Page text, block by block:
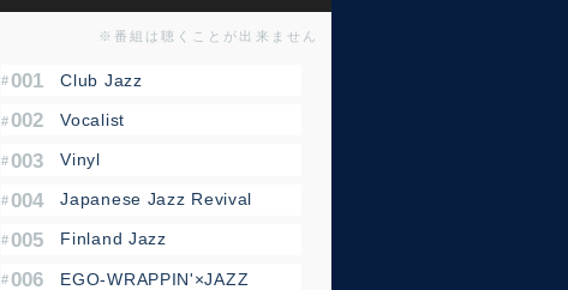
※番組は聴くことが出来ません
01 - Club Jazz
02 - Vocalist
03 - Vinyl
04 - Japanese Jazz Revival
05 - Finland Jazz
06 - EGO-WRAPPIN'×JAZZ